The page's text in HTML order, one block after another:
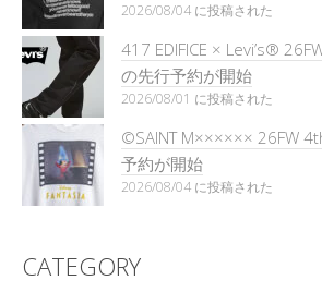
2026/08/04 に投稿された
417 EDIFICE × Levi’s®
の先行予約が開始
2026/08/01 に投稿された
©SAINT M×××××× 26FW
予約が開始
2026/08/04 に投稿された
CATEGORY